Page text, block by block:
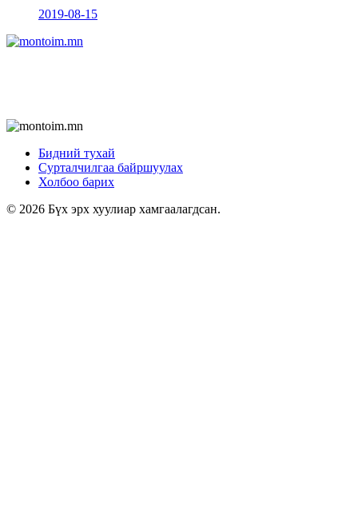
2019-08-15
Бидний тухай
Сурталчилгаа байршуулах
Холбоо барих
© 2026 Бүх эрх хуулиар хамгаалагдсан.